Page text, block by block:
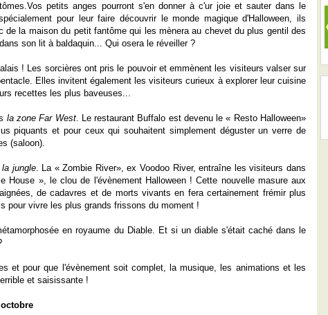
petits anges pourront s'en donner à c'ur joie et sauter dans le
pour leur faire découvrir le monde magique d'Halloween, ils
de la maison du petit fantôme qui les mènera au chevet du plus gentil des
son lit à baldaquin... Qui osera le réveiller ?
! Les sorcières ont pris le pouvoir et emmènent les visiteurs valser sur
Elles invitent également les visiteurs curieux à explorer leur cuisine
recettes les plus baveuses...
la zone Far West. Le restaurant Buffalo est devenu le « Resto Halloween»
piquants et pour ceux qui souhaitent simplement déguster un verre de
(saloon).
la jungle. La « Zombie River», ex Voodoo River, entraîne les visiteurs dans
House », le clou de l'évènement Halloween ! Cette nouvelle masure aux
de cadavres et de morts vivants en fera certainement frémir plus
pour vivre les plus grands frissons du moment !
en royaume du Diable. Et si un diable s'était caché dans le
et pour que l'évènement soit complet, la musique, les animations et les
et saisissante !